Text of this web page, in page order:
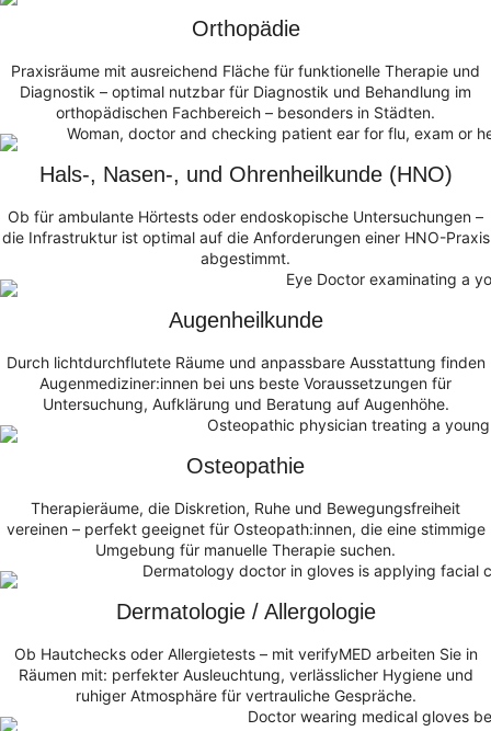
Orthopädie
Praxisräume mit ausreichend Fläche für funktionelle Therapie und
Diagnostik – optimal nutzbar für Diagnostik und Behandlung im
orthopädischen Fachbereich – besonders in Städten.
Hals-, Nasen-, und Ohrenheilkunde (HNO)
Ob für ambulante Hörtests oder endoskopische Untersuchungen –
die Infrastruktur ist optimal auf die Anforderungen einer HNO-Praxis
abgestimmt.
Augenheilkunde
Durch lichtdurchflutete Räume und anpassbare Ausstattung finden
Augenmediziner:innen bei uns beste Voraussetzungen für
Untersuchung, Aufklärung und Beratung auf Augenhöhe.
Osteopathie
Therapieräume, die Diskretion, Ruhe und Bewegungsfreiheit
vereinen – perfekt geeignet für Osteopath:innen, die eine stimmige
Umgebung für manuelle Therapie suchen.
Dermatologie / Allergologie
Ob Hautchecks oder Allergietests – mit verifyMED arbeiten Sie in
Räumen mit: perfekter Ausleuchtung, verlässlicher Hygiene und
ruhiger Atmosphäre für vertrauliche Gespräche.